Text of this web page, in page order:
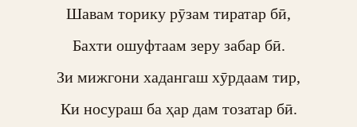
Шавам торику рӯзам тиратар бӣ,
Бахти ошуфтаам зеру забар бӣ.
Зи мижгони хадангаш хӯрдаам тир,
Ки носураш ба ҳар дам тозатар бӣ.